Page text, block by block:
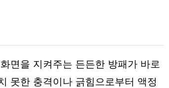
면을 지켜주는 든든한 방패가 바로
못한 충격이나 긁힘으로부터 액정